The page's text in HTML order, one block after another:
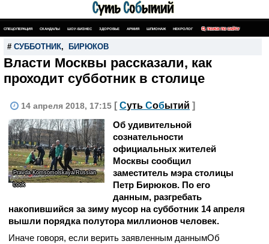
СПЕЦОПЕРАЦИЯ СКАНДАЛЫ ШОУ-БИЗНЕС ЗДОРОВЬЕ АРМИЯ ШПИОНАЖ НЕКРОЛОГ ПОИСК ПО САЙТУ
# СУББОТНИК, БИРЮКОВ
Власти Москвы рассказали, как
проходит субботник в столице
14 апреля 2018, 17:15 [ Суть Событий ]
Pravda Komsomolskaya/Russian
Look
Об удивительной
сознательности
официальных жителей
Москвы сообщил
заместитель мэра столицы
Петр Бирюков. По его
данным, разгребать
накопившийся за зиму мусор на субботник 14 апреля
вышли порядка полутора миллионов человек.
Иначе говоря, если верить заявленным даннымОб